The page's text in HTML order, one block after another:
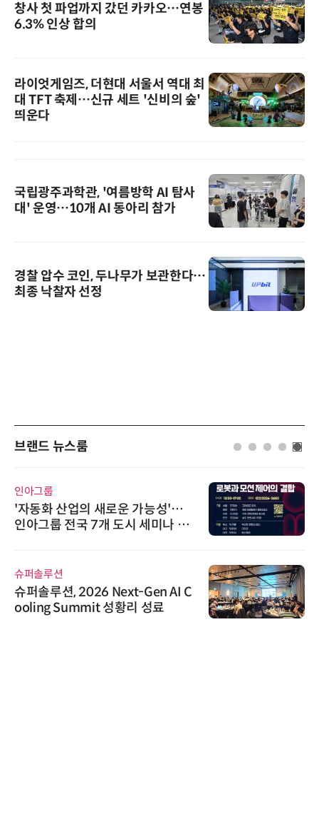
창사 첫 파업까지 갔던 카카오…연봉
6.3% 인상 합의
라이엇게임즈, 더현대 서울서 역대 최
대 TFT 축제…신규 세트 '신비의 숲'
띄운다
국립광주과학관, '여름방학 AI 탐사
대' 운영…10개 AI 동아리 참가
경찰 압수 코인, 두나무가 보관한다…
최종 낙찰자 선정
브랜드 뉴스룸
인아그룹
'자동화 산업의 새로운 가능성'…
인아그룹 전국 7개 도시 세미나 페
슈퍼솔루션
슈퍼솔루션, 2026 Next-Gen AI C
ooling Summit 성황리 성료